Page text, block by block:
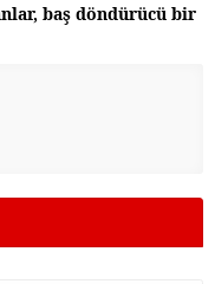
baş döndürücü bir